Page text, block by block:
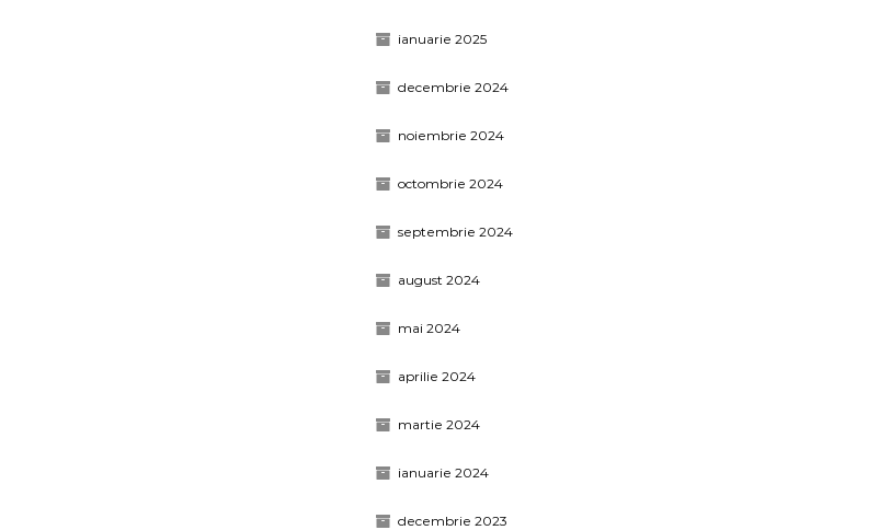
ianuarie 2025
decembrie 2024
noiembrie 2024
octombrie 2024
septembrie 2024
august 2024
mai 2024
aprilie 2024
martie 2024
ianuarie 2024
decembrie 2023